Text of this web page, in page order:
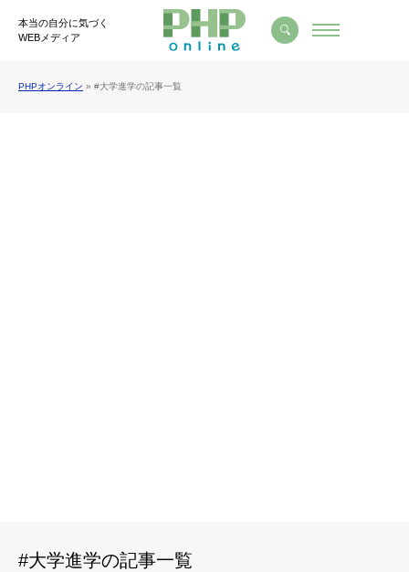
本当の自分に気づく
WEBメディア
PHPオンライン » #大学進学の記事一覧
#大学進学の記事一覧